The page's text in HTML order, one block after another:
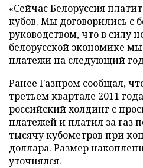
«Сейчас Белоруссия
кубов. Мы договорились с
руководством, что в силу
белорусской экономике
платежи на следующий
Ранее Газпром сообщал,
третьем квартале 2011
российский холдинг с
платежей и платил за газ
тысячу кубометров при
доллара. Размер
уточнялся.